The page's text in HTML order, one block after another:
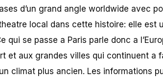
d’un grand angle worldwide avec
local dans cette histoire: elle est
qui se passe a Paris parle donc a
et aux grandes villes qui continuent a
climat plus ancien. Les informations